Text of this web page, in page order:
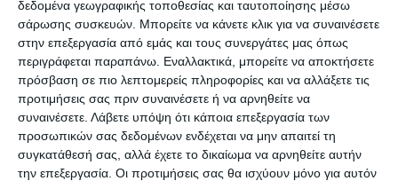
δεδομένα γεωγραφικής τοποθεσίας και ταυτοποίησης μέσω
σάρωσης συσκευών. Μπορείτε να κάνετε κλικ για να συναινέσετε
στην επεξεργασία από εμάς και τους συνεργάτες μας όπως
περιγράφεται παραπάνω. Εναλλακτικά, μπορείτε να αποκτήσετε
πρόσβαση σε πιο λεπτομερείς πληροφορίες και να αλλάξετε τις
προτιμήσεις σας πριν συναινέσετε ή να αρνηθείτε να
συναινέσετε. Λάβετε υπόψη ότι κάποια επεξεργασία των
προσωπικών σας δεδομένων ενδέχεται να μην απαιτεί τη
συγκατάθεσή σας, αλλά έχετε το δικαίωμα να αρνηθείτε αυτήν
την επεξεργασία. Οι προτιμήσεις σας θα ισχύουν μόνο για αυτόν
πολύ καλό στάδιο. Τώρα είμαστε στην επιτροπή
ελέγχου όπου έχουν κατατεθεί όλες οι προσφορές.
Ελπίζουμε να μην έχουμε προβλήματα με
ενστάσεις. Αυτή η διαδικασία που γίνεται
θεωρούμε ότι είναι η πιο σωστή για την επέμβαση
της δακοκτονίας. Πιο συγκεκριμένα, πρέπει η
εφαρμογή να γίνεται πριν γεννήσει ο δάκος».